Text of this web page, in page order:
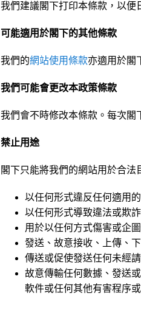
我們建議閣下打印本條款，以便
可能適用於閣下的其他條款
我們的網站使用條款亦適用於閣
我們可能會更改本政策條款
我們會不時修改本條款。每次閣
禁止用途
閣下只能將我們的網站用於合法
以任何形式違反任何適用
以任何形式導致違法或欺
用於以任何方式傷害或企
發送、故意接收、上傳、
傳送或促使發送任何未經
故意傳輸任何數據、發送
軟件或任何其他有害程序